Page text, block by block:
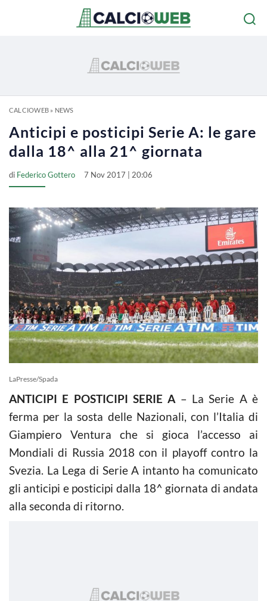
CALCIOWEB» NEWS
Anticipi e posticipi Serie A: le gare
dalla 18^ alla 21^ giornata
di Federico Gottero 7 Nov 2017 | 20:06
LaPresse/Spada
ANTICIPI E POSTICIPI SERIE A – La Serie A è
ferma per la sosta delle Nazionali, con l’Italia di
Giampiero Ventura che si gioca l’accesso ai
Mondiali di Russia 2018 con il playoff contro la
Svezia. La Lega di Serie A intanto ha comunicato
gli anticipi e posticipi dalla 18^ giornata di andata
alla seconda di ritorno.